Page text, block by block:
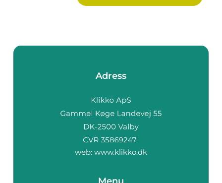
Adress
web: www.klikko.dk